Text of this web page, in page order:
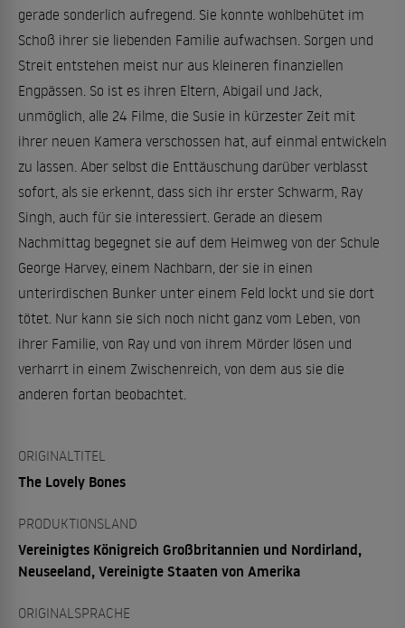
gerade sonderlich aufregend. Sie konnte wohlbehütet im
Schoß ihrer sie liebenden Familie aufwachsen. Sorgen und
Streit entstehen meist nur aus kleineren finanziellen
Engpässen. So ist es ihren Eltern, Abigail und Jack,
unmöglich, alle 24 Filme, die Susie in kürzester Zeit mit
ihrer neuen Kamera verschossen hat, auf einmal entwickeln
zu lassen. Aber selbst die Enttäuschung darüber verblasst
sofort, als sie erkennt, dass sich ihr erster Schwarm, Ray
Singh, auch für sie interessiert. Gerade an diesem
Nachmittag begegnet sie auf dem Heimweg von der Schule
George Harvey, einem Nachbarn, der sie in einen
unterirdischen Bunker unter einem Feld lockt und sie dort
tötet. Nur kann sie sich noch nicht ganz vom Leben, von
ihrer Familie, von Ray und von ihrem Mörder lösen und
verharrt in einem Zwischenreich, von dem aus sie die
anderen fortan beobachtet.
ORIGINALTITEL
The Lovely Bones
PRODUKTIONSLAND
Vereinigtes Königreich Großbritannien und Nordirland,
Neuseeland, Vereinigte Staaten von Amerika
ORIGINALSPRACHE